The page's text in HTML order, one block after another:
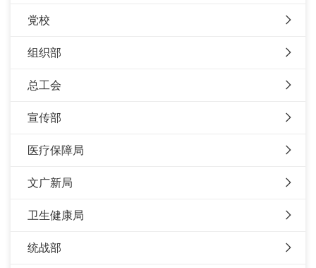
党校
组织部
总工会
宣传部
医疗保障局
文广新局
卫生健康局
统战部